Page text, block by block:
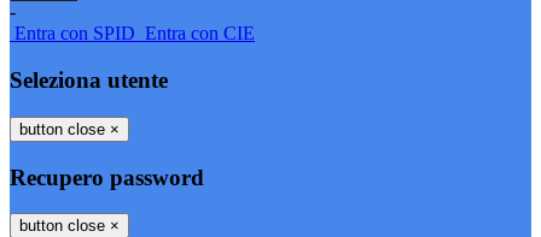
-
Entra con SPID Entra con CIE
Seleziona utente
button close ×
Recupero password
button close ×